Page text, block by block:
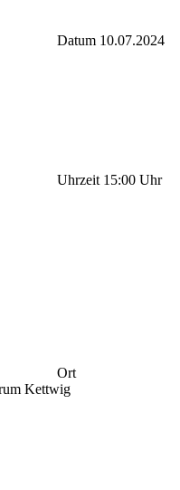
Datum 10.07.2024
Uhrzeit 15:00 Uhr
Ort
Kettwig